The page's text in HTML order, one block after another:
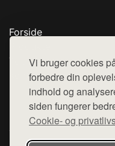
Vi bruger cookies
forbedre din
indhold og
siden fungerer
Cookie- og
Forside
Top Rabatter
Kontakt